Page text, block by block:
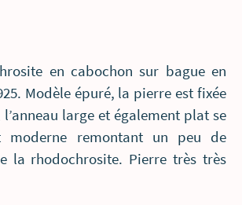
en cabochon sur bague en
Modèle épuré, la pierre est fixée
large et également plat se
remontant un peu de
la rhodochrosite. Pierre très très